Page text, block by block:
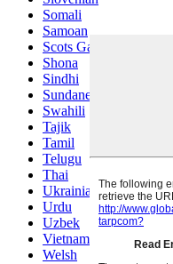
Somali
Samoan
Scots Gaelic
Shona
Sindhi
Sundanese
Swahili
Tajik
Tamil
Telugu
Thai
Ukrainian
Urdu
Uzbek
Vietnamese
Welsh